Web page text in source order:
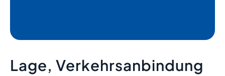
Lage, Verkehrsanbindung